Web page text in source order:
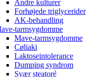
Andre kulturer
Forhøjede triglycerider
AK-behandling
tarmsygdomme
Mave-tarmsygdomme
Cøliaki
Laktoseintolerance
Dumping syndrom
Svær steatoré